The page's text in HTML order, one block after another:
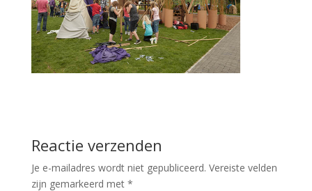
Reactie verzenden
Je e-mailadres wordt niet gepubliceerd. Vereiste velden
zijn gemarkeerd met *